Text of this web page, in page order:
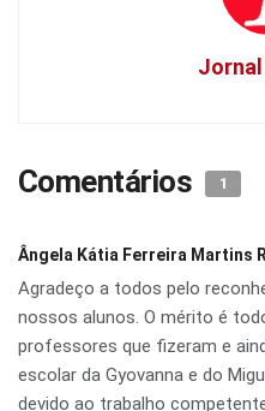
Jornal
Comentários 1
Ângela Kátia Ferreira Martins
Agradeço a todos pelo
nossos alunos. O mérito é
professores que fizeram e
escolar da Gyovanna e do
devido ao trabalho